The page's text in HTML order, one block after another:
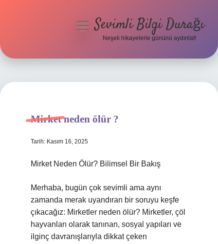
Hakkımızda
menüyüSevimli Bilgi Durağı
Neşeli hikayelerle gününü aydınlat!
Mirket neden ölür ?
Tarih: Kasım 16, 2025
Mirket Neden Ölür? Bilimsel Bir Bakış
Merhaba, bugün çok sevimli ama aynı
zamanda merak uyandıran bir soruyu keşfe
çıkacağız: Mirketler neden ölür? Mirketler, çöl
hayvanları olarak tanınan, sosyal yapıları ve
ilginç davranışlarıyla dikkat çeken